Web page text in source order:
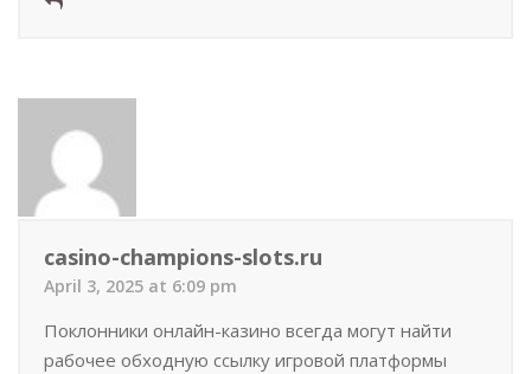
casino-champions-slots.ru
April 3, 2025 at 6:09 pm
Поклонники онлайн-казино всегда могут найти
рабочее обходную ссылку игровой платформы